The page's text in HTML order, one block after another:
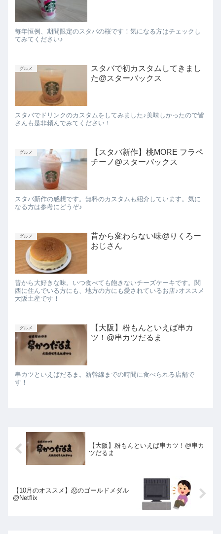
毎年恒例、期間限定のスタバの桜です！気になる方はチェックし
てみてください♪
グルメ
スタバで初カスタムしてきまし
た@スターバックス
スタバでドリンクのカスタムをしてみました♪美味しかったので皆
さんも是非頼んでみてください！
グルメ
【スタバ新作】桃MORE フラペ
チーノ@スターバックス
スタバ新作の感想です。無料のカスタムも紹介しています。気に
なる方は参考にどうぞ♪
グルメ
昔から変わらない味@りくろー
おじさん
昔から大好きな味。いつ食べても飽きないチーズケーキです。関
西に住んでいる方にも、地方の方にも愛されているお店♪オススメ
大阪土産です！
グルメ
【大阪】粉もんといえば串カ
ツ！@串カツだるま
串カツといえばだるま。新幹線までの時間に食べられる店舗で
す！
【大阪】粉もんといえば串カツ！@串カ
ツだるま
【10月のオススメ】恋のゴールドメダル
@Netflix